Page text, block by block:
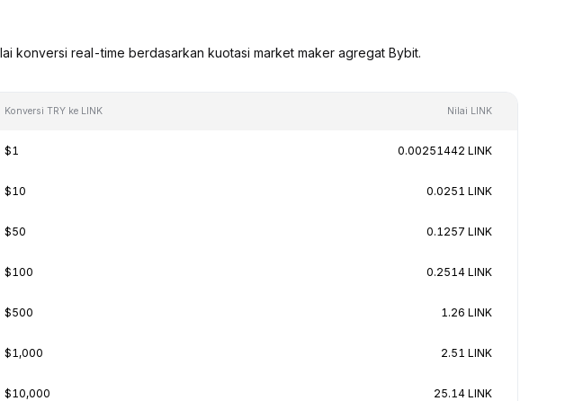
konversi real-time berdasarkan kuotasi market maker agregat Bybit.
Konversi TRY ke LINK Nilai LINK
$1 0.00251442 LINK
$10 0.0251 LINK
$50 0.1257 LINK
$100 0.2514 LINK
$500 1.26 LINK
$1,000 2.51 LINK
$10,000 25.14 LINK